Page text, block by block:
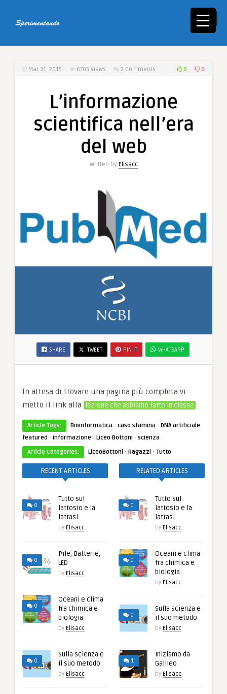
☰
Mar 31, 2015 6705 Views 2 Comments 0 0
L’informazione
scientifica nell’era
del web
Written by Elisacc
SHARE TWEET PIN IT WHATSAPP
In attesa di trovare una pagina più completa vi
metto il link alla lezione che abbiamo fatto in classe
Article Tags: Bioinformatica · caso stamina · DNA artificiale ·
featured · informazione · Liceo Bottoni · scienza
Article Categories:
LiceoBottoni · Ragazzi · Tutto
RECENT ARTICLES
0
Tutto sul
lattosio e la
lattasi
by Elisacc
0
Pile, Batterie,
LED
by Elisacc
0
Oceani e clima
fra chimica e
biologia
by Elisacc
0
Sulla scienza e
il suo metodo
by Elisacc
RELATED ARTICLES
0
Tutto sul
lattosio e la
lattasi
by Elisacc
0
Oceani e clima
fra chimica e
biologia
by Elisacc
0
Sulla scienza e
il suo metodo
by Elisacc
1
Iniziamo da
Galileo
by Elisacc